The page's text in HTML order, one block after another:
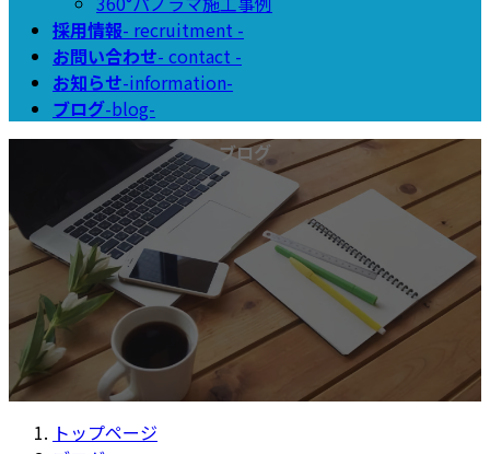
採用情報- recruitment -
お問い合わせ- contact -
お知らせ-information-
ブログ-blog-
ブログ
トップページ